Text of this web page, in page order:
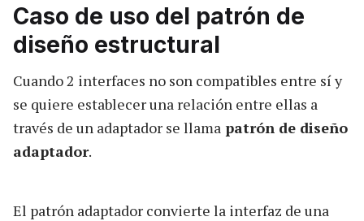
Caso de uso del patrón de
diseño estructural
Cuando 2 interfaces no son compatibles entre sí y
se quiere establecer una relación entre ellas a
través de un adaptador se llama patrón de diseño
adaptador.
El patrón adaptador convierte la interfaz de una